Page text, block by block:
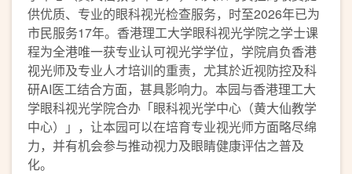
供优质、专业的眼科视光检查服务，时至2026年已为
市民服务17年。香港理工大学眼科视光学院之学士课
程为全港唯一获专业认可视光学学位，学院肩负香港
视光师及专业人才培训的重责，尤其於近视防控及科
研AI医工结合方面，甚具影响力。本园与香港理工大
学眼科视光学院合办「眼科视光学中心（黄大仙教学
中心）」，让本园可以在培育专业视光师方面略尽绵
力，并有机会参与推动视力及眼睛健康评估之普及
化。